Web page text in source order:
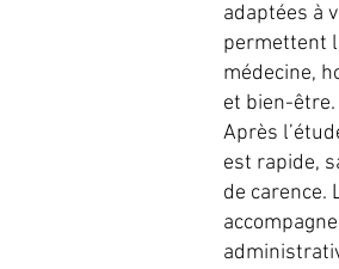
adaptées à
permettent
médecine,
et bien-être.
Après
est rapide,
de carence.